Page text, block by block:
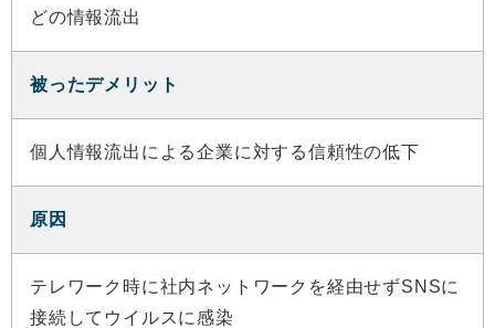
どの情報流出
被ったデメリット
個人情報流出による企業に対する信頼性の低下
原因
テレワーク時に社内ネットワークを経由せずSNSに
接続してウイルスに感染